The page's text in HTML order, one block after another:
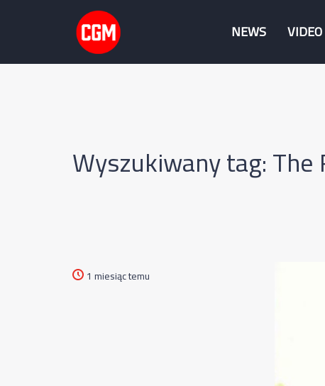
NEWS VIDEO
Wyszukiwany tag:
1 miesiąc temu